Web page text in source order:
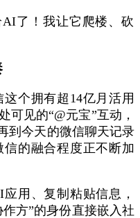
个拥有超14亿月活用
可见的“@元宝”互动，
到今天的微信聊天记录
的融合程度正不断加
用、复制粘贴信息，
方”的身份直接嵌入社